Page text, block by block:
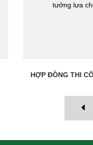
tưởng lựa chọn
HỢP ĐỒNG THI